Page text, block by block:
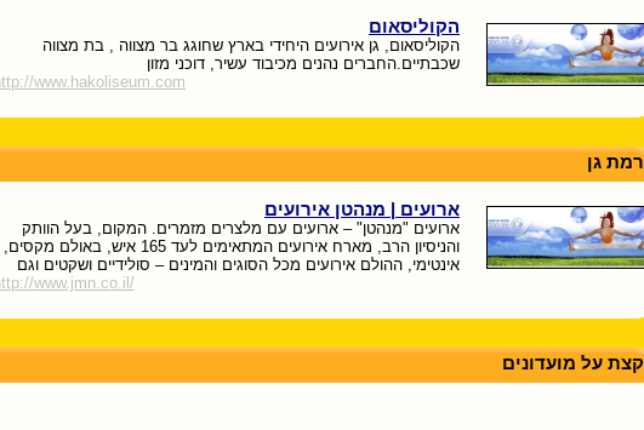
הקוליסאום
הקוליסאום, גן אירועים היחידי בארץ שחוגג בר מצווה , בת מצווה
שכבתיים.החברים נהנים מכיבוד עשיר, דוכני מזון
www.hakoliseum.com
רמת גן
ארועים | מנהטן אירועים
ארועים "מנהטן" – ארועים עם מלצרים מזמרים. המקום, בעל הוותק
והניסיון הרב, מארח אירועים המתאימים לעד 165 איש, באולם מקסים,
אינטימי, ההולם אירועים מכל הסוגים והמינים – סולידיים ושקטים וגם
www.jmn.co.il/
קצת על מועדונים